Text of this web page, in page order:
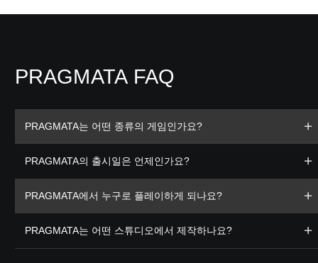
PRAGMATA FAQ
PRAGMATA는 어떤 종류의 게임인가요?
PRAGMATA의 출시일은 언제인가요?
PRAGMATA에서 누구로 플레이하게 되나요?
PRAGMATA는 어떤 스튜디오에서 제작하나요?